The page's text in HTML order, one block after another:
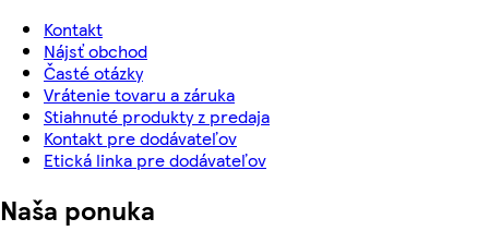
Kontakt
Nájsť obchod
Časté otázky
Vrátenie tovaru a záruka
Stiahnuté produkty z predaja
Kontakt pre dodávateľov
Etická linka pre dodávateľov
Naša ponuka